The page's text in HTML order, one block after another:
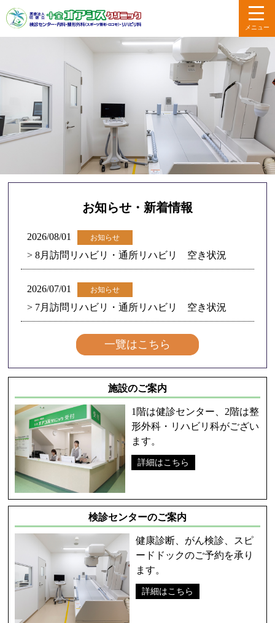
メニュー
お知らせ・新着情報
2026/08/01 お知らせ
> 8月訪問リハビリ・通所リハビリ 空き状況
2026/07/01 お知らせ
> 7月訪問リハビリ・通所リハビリ 空き状況
一覽はこちら
施設のご案内
1階は健診センター、2階は整
形外科・リハビリ科がござい
ます。
詳細はこちら
検診センターのご案内
健康診断、がん検診、スピ
ードドックのご予約を承り
ます。
詳細はこちら